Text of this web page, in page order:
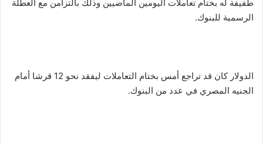
طفيفة له بختام تعاملات اليومين الماضيين وذلك بالتزامن مع العطلة
الرسمية للبنوك.
الدولار كان قد تراجع أمس بختام التعاملات ليفقد نحو 12 قرشا أمام
الجنيه المصري في عدد من البنوك.